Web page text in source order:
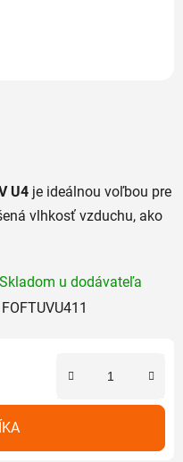
U4 je ideálnou voľbou pre
vlhkosť vzduchu, ako
Skladom u dodávateľa
FOFTUVU411